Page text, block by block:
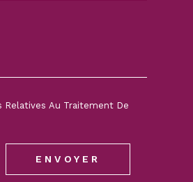
Relatives Au Traitement De
ENVOYER